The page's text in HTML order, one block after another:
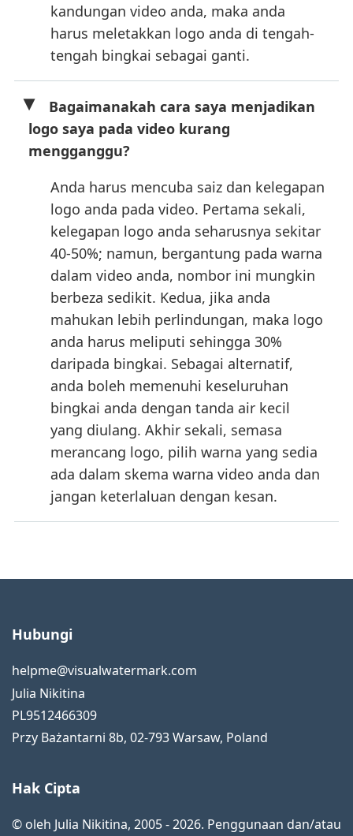
kandungan video anda, maka anda
harus meletakkan logo anda di tengah-
tengah bingkai sebagai ganti.
Bagaimanakah cara saya menjadikan
logo saya pada video kurang
mengganggu?
Anda harus mencuba saiz dan kelegapan
logo anda pada video. Pertama sekali,
kelegapan logo anda seharusnya sekitar
40-50%; namun, bergantung pada warna
dalam video anda, nombor ini mungkin
berbeza sedikit. Kedua, jika anda
mahukan lebih perlindungan, maka logo
anda harus meliputi sehingga 30%
daripada bingkai. Sebagai alternatif,
anda boleh memenuhi keseluruhan
bingkai anda dengan tanda air kecil
yang diulang. Akhir sekali, semasa
merancang logo, pilih warna yang sedia
ada dalam skema warna video anda dan
jangan keterlaluan dengan kesan.
Hubungi
helpme@visualwatermark.com
Julia Nikitina
PL9512466309
Przy Bażantarni 8b, 02-793Warsaw, Poland
Hak Cipta
© oleh Julia Nikitina, 2005 - 2026. Penggunaan dan/atau